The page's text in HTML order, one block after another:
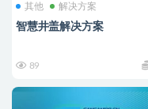
其他 解决方案
智慧井盖解决方案
89